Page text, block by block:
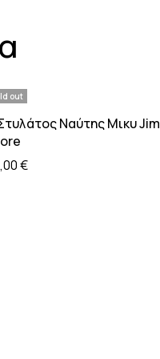
out
Διαβάστε περισσότερα
Ναύτης Μικυ Jim
€